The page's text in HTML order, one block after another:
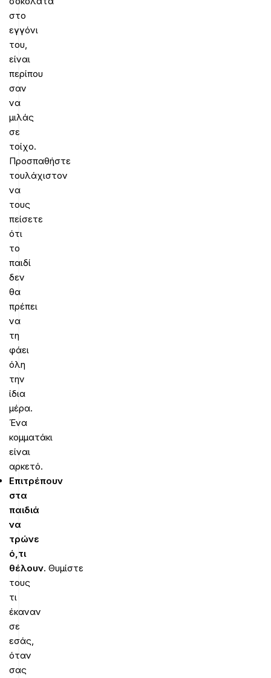
στο
εγγόνι
του,
είναι
περίπου
σαν
να
μιλάς
σε
τοίχο.
Προσπαθήστε
τουλάχιστον
να
τους
πείσετε
ότι
το
παιδί
δεν
θα
πρέπει
να
τη
φάει
όλη
την
ίδια
μέρα.
Ένα
κομματάκι
είναι
αρκετό.
Επιτρέπουν
στα
παιδιά
να
τρώνε
ό,τι
θέλουν. Θυμίστε
τους
τι
έκαναν
σε
εσάς,
όταν
σας